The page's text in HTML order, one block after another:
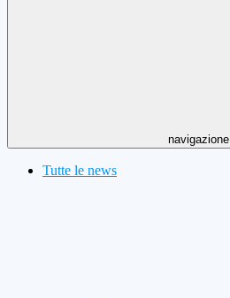
navigazione
Tutte le news